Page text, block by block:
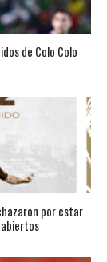
de Colo Colo
por estar